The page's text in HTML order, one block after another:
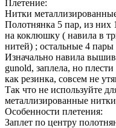
Плетение:
Нитки
Полотнянка 5 пар, из них
на коклюшку ( навила в
нитей) ; остальные 4
Изначально навила
gunold, заплела, но
как резинка, совсем не
Так что не используйте
металлизированные
Особенности плетения:
Заплет по центру